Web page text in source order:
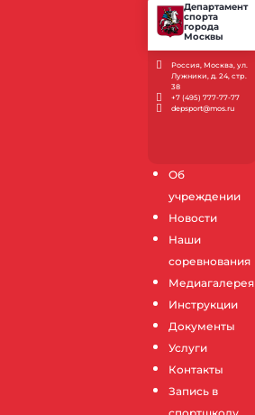
Об
учреждении
Новости
Наши
соревнования
Медиагалерея
Инструкции
Документы
Услуги
Контакты
Запись в
Департамент
спорта
города
Москвы
Россия, Москва, ул.
Лужники, д. 24, стр.
38
+7 (495) 777-77-77
depsport@mos.ru